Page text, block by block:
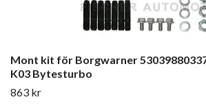
Mont kit för Borgwarner
K03 Bytesturbo
863 kr